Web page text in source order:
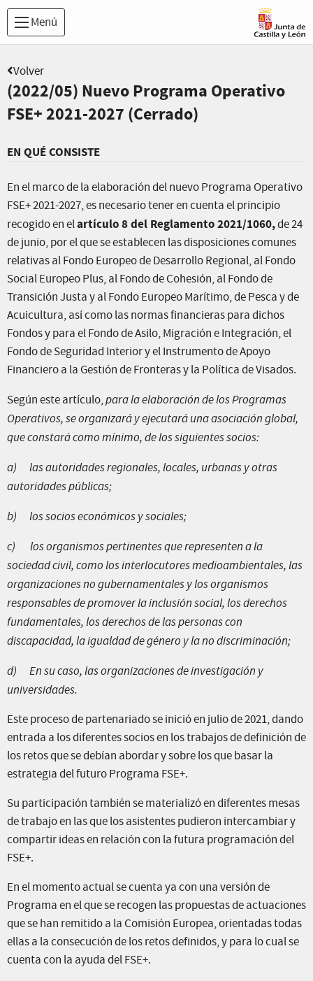
Menú
Volver
(2022/05) Nuevo Programa Operativo
FSE+ 2021-2027 (Cerrado)
EN QUÉ CONSISTE
En el marco de la elaboración del nuevo Programa Operativo
FSE+ 2021-2027, es necesario tener en cuenta el principio
recogido en elartículo 8 del Reglamento 2021/1060,de 24
de junio, por el que se establecen las disposiciones comunes
relativas al Fondo Europeo de Desarrollo Regional, al Fondo
Social Europeo Plus, al Fondo de Cohesión, al Fondo de
Transición Justa y al Fondo Europeo Marítimo, de Pesca y de
Acuicultura, así como las normas financieras para dichos
Fondos y para el Fondo de Asilo, Migración e Integración, el
Fondo de Seguridad Interior y el Instrumento de Apoyo
Financiero a la Gestión de Fronteras y la Política de Visados.
Según este artículo,para la elaboración de los Programas
Operativos, se organizará y ejecutará una asociación global,
que constará como mínimo, de los siguientes socios:
a)
las autoridades regionales, locales, urbanas y otras
autoridades públicas;
b) los socios económicos y sociales;
c)
los organismos pertinentes que representen a la
sociedad civil, como los interlocutores medioambientales, las
organizaciones no gubernamentales y los organismos
responsables de promover la inclusión social, los derechos
fundamentales, los derechos de las personas con
discapacidad, la igualdad de género y la no discriminación;
d)
En su caso, las organizaciones de investigación y
universidades.
Este proceso de partenariado se inició en julio de 2021, dando
entrada a los diferentes socios en los trabajos de definición de
los retos que se debían abordar y sobre los que basar la
estrategia del futuro Programa FSE+.
Su participación también se materializó en diferentes mesas
de trabajo en las que los asistentes pudieron intercambiar y
compartir ideas en relación con la futura programación del
FSE+.
En el momento actual se cuenta ya con una versión de
Programa en el que se recogen las propuestas de actuaciones
que se han remitido a la Comisión Europea, orientadas todas
ellas a la consecución de los retos definidos, y para lo cual se
cuenta con la ayuda del FSE+.